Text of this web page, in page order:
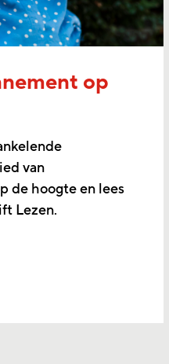
op
van
de hoogte en lees
Lezen.